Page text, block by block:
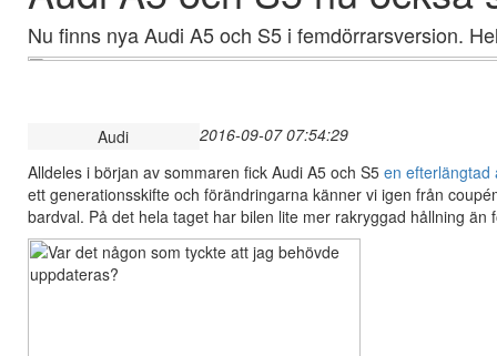
Nu finns nya Audi A5 och S5 i femdörrarsversion.
2016-09-07 07:54:29
Audi
Alldeles i början av sommaren fick Audi A5 och S5 en efterlängtad
ett generationsskifte och förändringarna känner vi igen från
bardval. På det hela taget har bilen lite mer rakryggad hållning